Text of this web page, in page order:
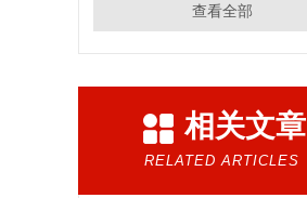
查看全部
相关文章
RELATED ARTICLES